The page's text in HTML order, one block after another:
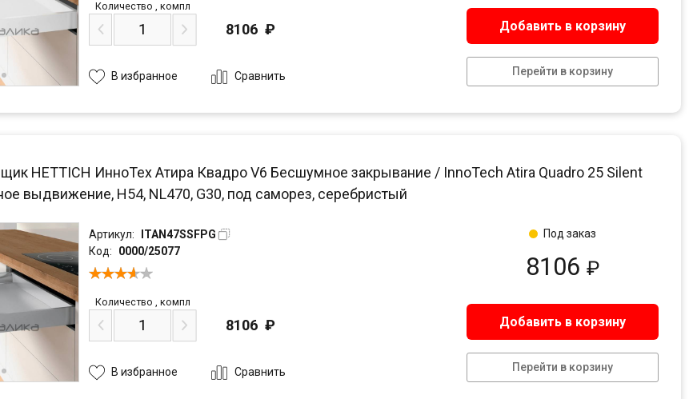
Количество компл
8106 ₽ Добавить в корзину
Перейти в корзину
В избранное Сравнить
HETTICH ИнноТех Атира Квадро V6 Бесшумное закрывание / InnoTech Atira Quadro 25 Silent
выдвижение, H54, NL470, G30, под саморез, серебристый
Артикул:
ITAN47SSFPG
Код:
0000/25077
8106 ₽
Количество компл
8106 ₽ Добавить в корзину
Перейти в корзину
В избранное Сравнить
Под заказ